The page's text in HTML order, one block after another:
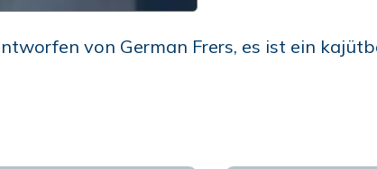
von German Frers, es ist ein